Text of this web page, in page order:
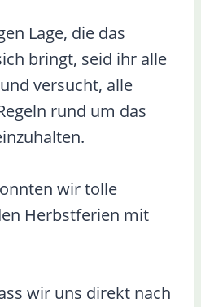
Lage, die das
bringt, seid ihr alle
versucht, alle
rund um das
wir tolle
Herbstferien mit
wir uns direkt nach